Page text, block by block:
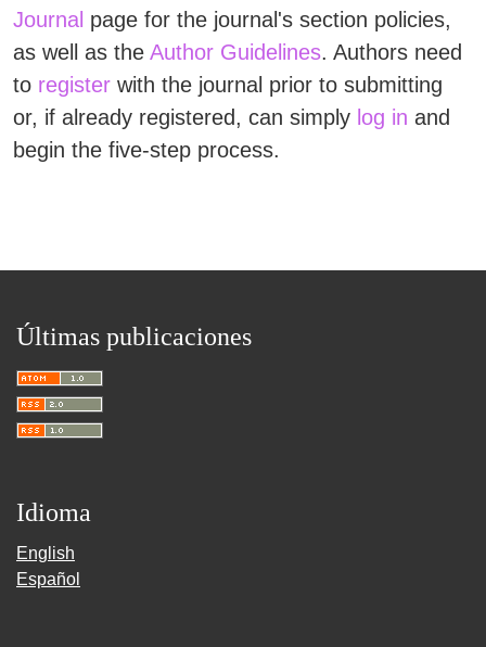
Journal page for the journal's section policies,
as well as the Author Guidelines. Authors need
to register with the journal prior to submitting
or, if already registered, can simply log in and
begin the five-step process.
Últimas publicaciones
Idioma
English
Español